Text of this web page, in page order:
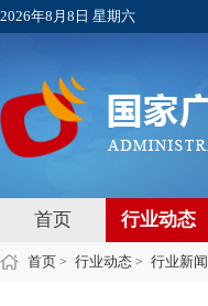
2026年8月8日 星期六
首页 行业动态
首页 > 行业动态 > 行业新闻